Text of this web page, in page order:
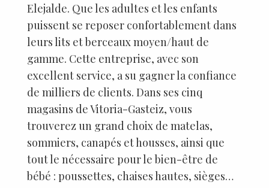
Elejalde. Que les adultes et les enfants
puissent se reposer confortablement dans
leurs lits et berceaux moyen/haut de
gamme. Cette entreprise, avec son
excellent service, a su gagner la confiance
de milliers de clients. Dans ses cinq
magasins de Vitoria-Gasteiz, vous
trouverez un grand choix de matelas,
sommiers, canapés et housses, ainsi que
tout le nécessaire pour le bien-être de
bébé : poussettes, chaises hautes, sièges…